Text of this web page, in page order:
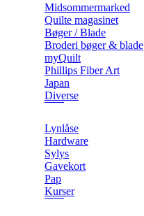
Midsommermarked
Quilte magasinet
Bøger / Blade
Broderi bøger & blade
myQuilt
Phillips Fiber Art
Japan
Diverse
Lynlåse
Hardware
Sylys
Gavekort
Pap
Kurser